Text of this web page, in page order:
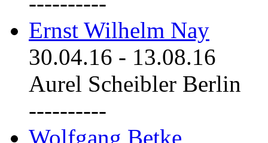
Ernst Wilhelm Nay
30.04.16 - 13.08.16
Aurel Scheibler Berlin
----------
Wolfgang Betke